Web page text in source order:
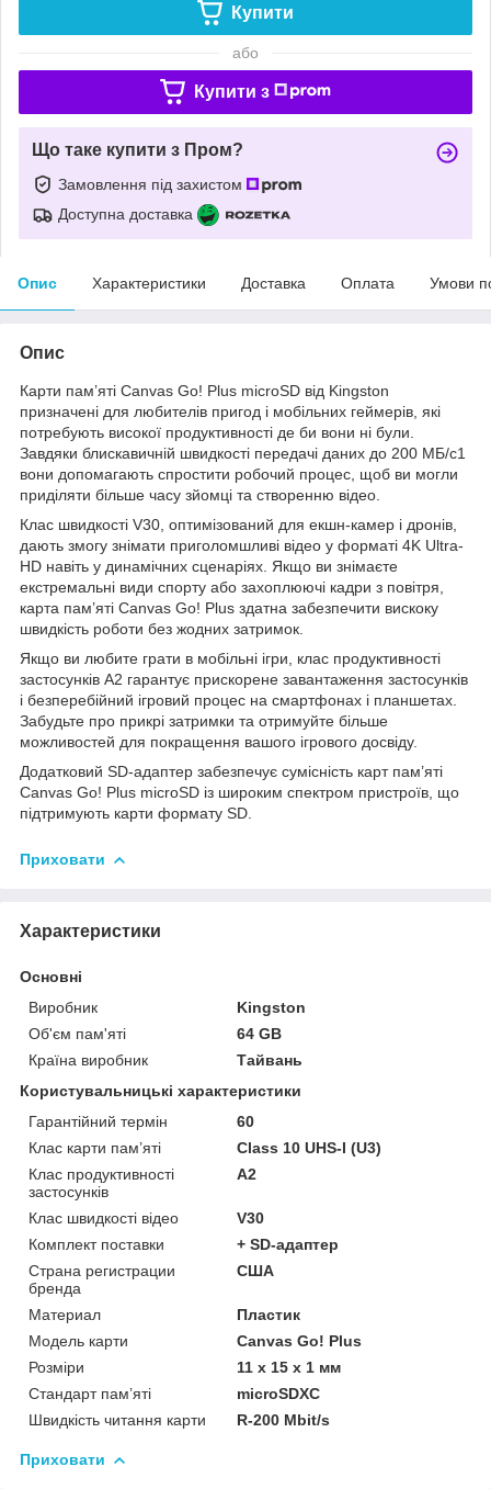
Купити
або
Купити з
Що таке купити з Пром?
Замовлення під захистом
Доступна доставка
Опис Характеристики Доставка Оплата Умови
Опис
Карти пам’яті Canvas Go! Plus microSD від Kingston
призначені для любителів пригод і мобільних геймерів, які
потребують високої продуктивності де би вони ні були.
Завдяки блискавичній швидкості передачі даних до 200 МБ/с1
вони допомагають спростити робочий процес, щоб ви могли
приділяти більше часу зйомці та створенню відео.
Клас швидкості V30, оптимізований для екшн-камер і дронів,
дають змогу знімати приголомшливі відео у форматі 4K Ultra-
HD навіть у динамічних сценаріях. Якщо ви знімаєте
екстремальні види спорту або захоплюючі кадри з повітря,
карта пам’яті Canvas Go! Plus здатна забезпечити вискоку
швидкість роботи без жодних затримок.
Якщо ви любите грати в мобільні ігри, клас продуктивності
застосунків A2 гарантує прискорене завантаження застосунків
і безперебійний ігровий процес на смартфонах і планшетах.
Забудьте про прикрі затримки та отримуйте більше
можливостей для покращення вашого ігрового досвіду.
Додатковий SD-адаптер забезпечує сумісність карт пам’яті
Canvas Go! Plus microSD із широким спектром пристроїв, що
підтримують карти формату SD.
Приховати
Характеристики
Основні
Виробник
Kingston
Об'єм пам'яті
64 GB
Країна виробник
Тайвань
Користувальницькі характеристики
Гарантійний термін
60
Клас карти пам’яті
Class 10 UHS-I (U3)
Клас продуктивності
застосунків
A2
Клас швидкості відео
V30
Комплект поставки
+ SD-адаптер
Страна регистрации
бренда
США
Материал
Пластик
Модель карти
Canvas Go! Plus
Розміри
11 x 15 x 1 мм
Стандарт пам’яті
microSDXC
Швидкість читання карти
R-200 Mbit/s
Приховати